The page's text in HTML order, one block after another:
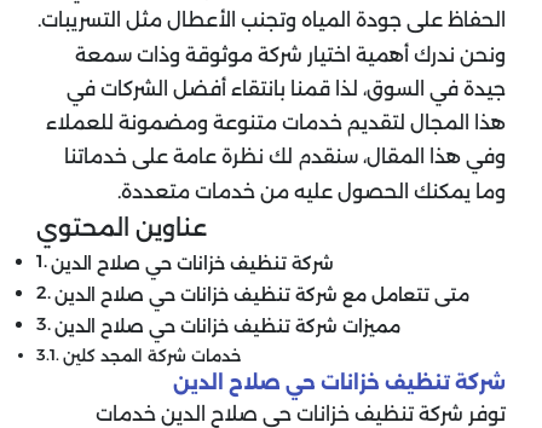
الحفاظ على جودة المياه وتجنب الأعطال مثل التسريبات.
ونحن ندرك أهمية اختيار شركة موثوقة وذات سمعة
جيدة في السوق، لذا قمنا بانتقاء أفضل الشركات في
هذا المجال لتقديم خدمات متنوعة ومضمونة للعملاء
وفي هذا المقال، سنقدم لك نظرة عامة على خدماتنا
وما يمكنك الحصول عليه من خدمات متعددة.
عناوين المحتوي
شركة تنظيف خزانات حي صلاح الدين
متى تتعامل مع شركة تنظيف خزانات حي صلاح الدين
مميزات شركة تنظيف خزانات حي صلاح الدين
خدمات شركة المجد كلين
شركة تنظيف خزانات حي صلاح الدين
توفر شركة تنظيف خزانات حي صلاح الدين خدمات